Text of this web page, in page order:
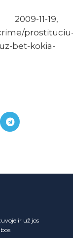
11-19,
bet-kokia-
ir už jos